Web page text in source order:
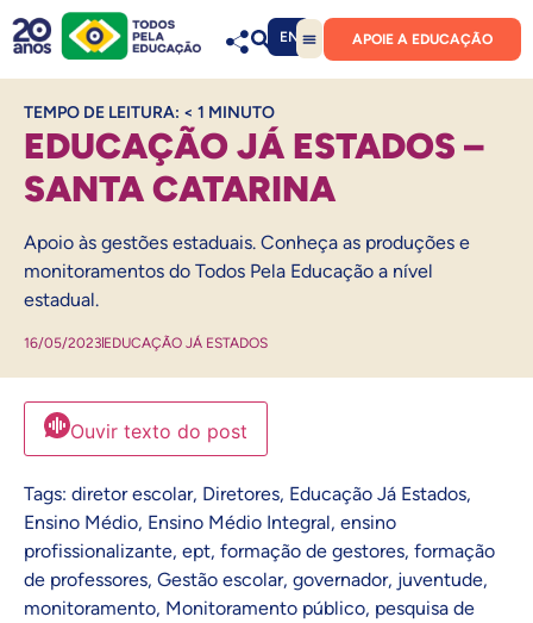
EN APOIE A EDUCAÇÃO
TEMPO DE LEITURA: < 1 MINUTO
EDUCAÇÃO JÁ ESTADOS –
SANTA CATARINA
Apoio às gestões estaduais. Conheça as produções e
monitoramentos do Todos Pela Educação a nível
estadual.
16/05/2023 EDUCAÇÃO JÁ ESTADOS
Ouvir texto do post
Tags: diretor escolar, Diretores, Educação Já Estados,
Ensino Médio, Ensino Médio Integral, ensino
profissionalizante, ept, formação de gestores, formação
de professores, Gestão escolar, governador, juventude,
monitoramento, Monitoramento público, pesquisa de